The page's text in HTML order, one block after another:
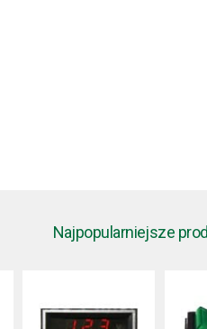
Najpopularniejsze